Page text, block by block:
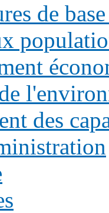
de
des